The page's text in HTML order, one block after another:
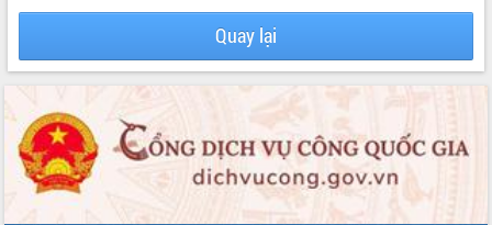
UBND CÁC XÃ, PHƯỜNG
THÔNG TIN CHỈ ĐẠO ĐIỀU HÀNH
VĂN BẢN HĐND TỈNH
ĐIỂM TIN VĂN BẢN
Quay lại